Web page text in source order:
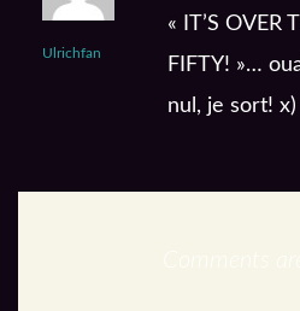
Ulrichfan
« IT’S OVER
FIFTY! »…
nul, je sort! x)